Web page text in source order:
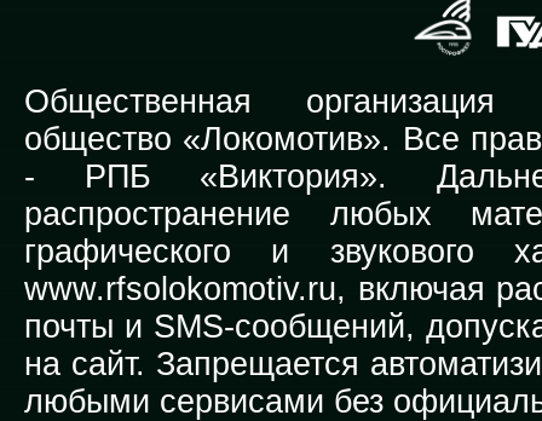
Общественная организация
общество «Локомотив». Все
- РПБ «Виктория».
распространение любых
графического и звукового
www.rfsolokomotiv.ru, включая
почты и SMS-сообщений,
на сайт. Запрещается
любыми сервисами без